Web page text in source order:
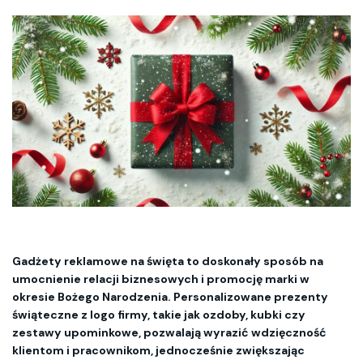
Gadżety reklamowe na święta to doskonały sposób na
umocnienie relacji biznesowych i promocję marki w
okresie Bożego Narodzenia. Personalizowane prezenty
świąteczne z logo firmy, takie jak ozdoby, kubki czy
zestawy upominkowe, pozwalają wyrazić wdzięczność
klientom i pracownikom, jednocześnie zwiększając